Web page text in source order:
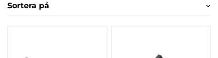
Sortera på